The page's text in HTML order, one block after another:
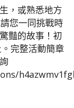
，或熟悉地方
您一同挑戰時
豔的故事！初
完整活動簡章